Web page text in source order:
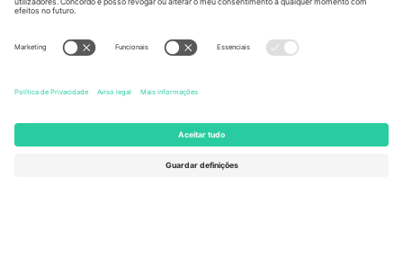
Unter den Linden 24, 10117
167 City Road, London, Greater
Kingdom
United States
Newark, Delaware 19713, United
States
Engelberg, Switzerland